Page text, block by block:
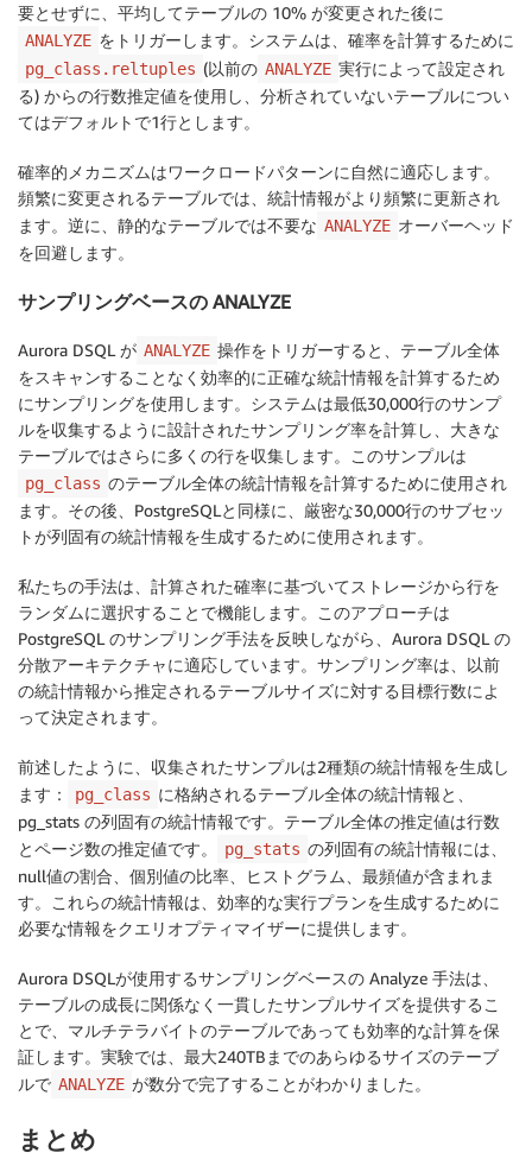
要とせずに、平均してテーブルの 10% が変更された後に
ANALYZE をトリガーします。システムは、確率を計算するために
pg_class.reltuples (以前の ANALYZE 実行によって設定され
る) からの行数推定値を使用し、分析されていないテーブルについ
てはデフォルトで1行とします。
確率的メカニズムはワークロードパターンに自然に適応します。
頻繁に変更されるテーブルでは、統計情報がより頻繁に更新され
ます。逆に、静的なテーブルでは不要な ANALYZE オーバーヘッド
を回避します。
サンプリングベースの ANALYZE
Aurora DSQL が ANALYZE 操作をトリガーすると、テーブル全体
をスキャンすることなく効率的に正確な統計情報を計算するため
にサンプリングを使用します。システムは最低30,000行のサンプ
ルを収集するように設計されたサンプリング率を計算し、大きな
テーブルではさらに多くの行を収集します。このサンプルは
pg_class のテーブル全体の統計情報を計算するために使用され
ます。その後、PostgreSQLと同様に、厳密な30,000行のサブセッ
トが列固有の統計情報を生成するために使用されます。
私たちの手法は、計算された確率に基づいてストレージから行を
ランダムに選択することで機能します。このアプローチは
PostgreSQL のサンプリング手法を反映しながら、Aurora DSQL の
分散アーキテクチャに適応しています。サンプリング率は、以前
の統計情報から推定されるテーブルサイズに対する目標行数によ
って決定されます。
前述したように、収集されたサンプルは2種類の統計情報を生成し
ます：
pg_class に格納されるテーブル全体の統計情報と、
pg_stats の列固有の統計情報です。テーブル全体の推定値は行数
とページ数の推定値です。
pg_stats の列固有の統計情報には、
null値の割合、個別値の比率、ヒストグラム、最頻値が含まれま
す。これらの統計情報は、効率的な実行プランを生成するために
必要な情報をクエリオプティマイザーに提供します。
Aurora DSQLが使用するサンプリングベースの Analyze 手法は、
テーブルの成長に関係なく一貫したサンプルサイズを提供するこ
とで、マルチテラバイトのテーブルであっても効率的な計算を保
証します。実験では、最大240TBまでのあらゆるサイズのテーブ
ルで ANALYZE が数分で完了することがわかりました。
まとめ